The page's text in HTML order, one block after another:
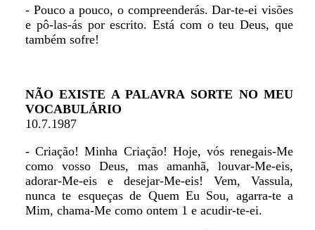
- Pouco a pouco, o compreenderás. Dar-te-ei visões
e pô-las-ás por escrito. Está com o teu Deus, que
também sofre!
NÃO EXISTE A PALAVRA SORTE NO MEU
VOCABULÁRIO
10.7.1987
- Criação! Minha Criação! Hoje, vós renegais-Me
como vosso Deus, mas amanhã, louvar-Me-eis,
adorar-Me-eis e desejar-Me-eis! Vem, Vassula,
nunca te esqueças de Quem Eu Sou, agarra-te a
Mim, chama-Me como ontem 1 e acudir-te-ei.